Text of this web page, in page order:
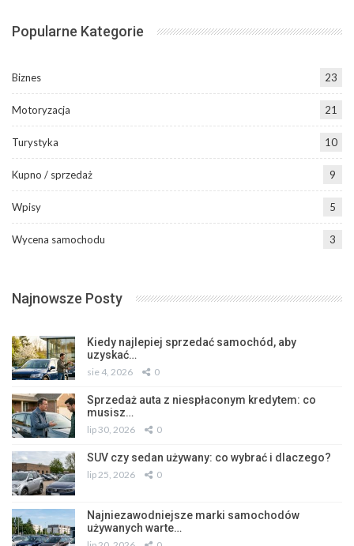
Popularne Kategorie
Biznes 23
Motoryzacja 21
Turystyka 10
Kupno / sprzedaż 9
Wpisy 5
Wycena samochodu 3
Najnowsze Posty
Kiedy najlepiej sprzedać samochód, aby
uzyskać…
sie 4, 2026 0
Sprzedaż auta z niespłaconym kredytem: co
musisz…
lip 30, 2026 0
SUV czy sedan używany: co wybrać i dlaczego?
lip 25, 2026 0
Najniezawodniejsze marki samochodów
używanych warte…